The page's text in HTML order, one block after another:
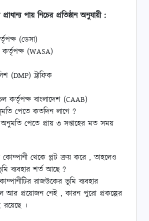
পায় নিচের প্রতিষ্ঠান অনুযায়ী :
(ডেসা)
কর্তৃপক্ষ (WASA)
(DMP) ট্রাফিক
কর্তৃপক্ষ বাংলাদেশ (CAAB)
পেতে কতদিন লাগে ?
অনুমতি পেতে প্রায় ৩ সপ্তাহের মত সময়
থেকে প্লট ক্রয় করে , তাহলেও
ব্যবহার শর্ত আছে ?
রাজউকের ভূমি ব্যবহার
আর প্রয়োজন নেই , কারন পুরো প্রকল্পের
।